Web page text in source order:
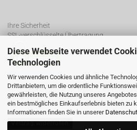
Diese Webseite verwendet
Technologien
Wir verwenden Cookies und ähnliche
Drittanbietern, um die ordentliche
gewährleisten, die Nutzung unseres
ein bestmögliches Einkaufserlebnis bieten zu
Informationen finden Sie in unserer
Ihre Sicherheit
SSL-verschlüsselte Übertragung
SSL Certificate
Vertrag widerrufen